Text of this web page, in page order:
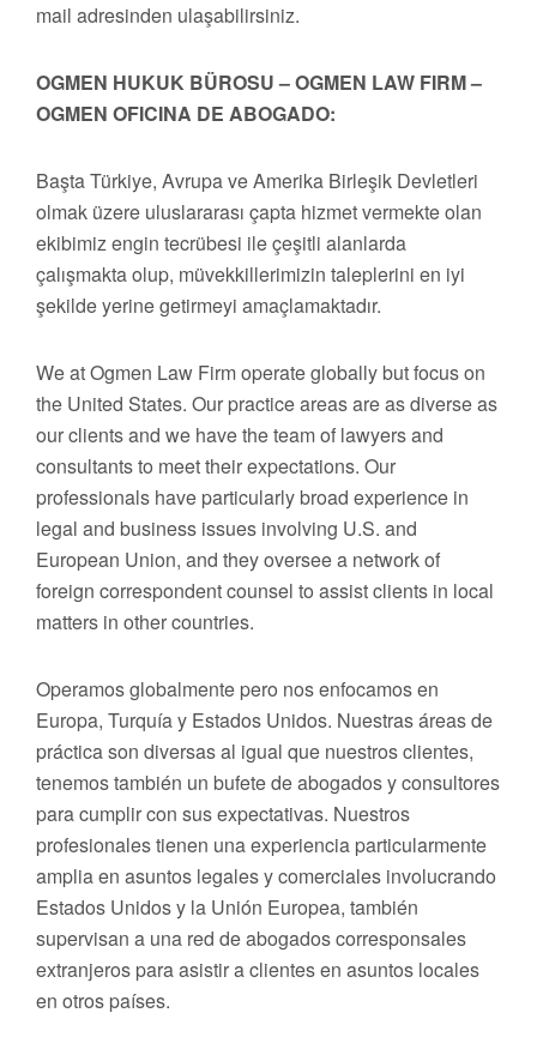
mail adresinden ulaşabilirsiniz.
OGMEN HUKUK BÜROSU – OGMEN LAW FIRM –
OGMEN OFICINA DE ABOGADO:
Başta Türkiye, Avrupa ve Amerika Birleşik Devletleri
olmak üzere uluslararası çapta hizmet vermekte olan
ekibimiz engin tecrübesi ile çeşitli alanlarda
çalışmakta olup, müvekkillerimizin taleplerini en iyi
şekilde yerine getirmeyi amaçlamaktadır.
We at Ogmen Law Firm operate globally but focus on
the United States. Our practice areas are as diverse as
our clients and we have the team of lawyers and
consultants to meet their expectations. Our
professionals have particularly broad experience in
legal and business issues involving U.S. and
European Union, and they oversee a network of
foreign correspondent counsel to assist clients in local
matters in other countries.
Operamos globalmente pero nos enfocamos en
Europa, Turquía y Estados Unidos. Nuestras áreas de
práctica son diversas al igual que nuestros clientes,
tenemos también un bufete de abogados y consultores
para cumplir con sus expectativas. Nuestros
profesionales tienen una experiencia particularmente
amplia en asuntos legales y comerciales involucrando
Estados Unidos y la Unión Europea, también
supervisan a una red de abogados corresponsales
extranjeros para asistir a clientes en asuntos locales
en otros países.